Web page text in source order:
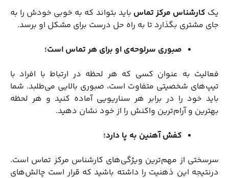
یک کارشناس مرکز تماس باید بتواند که به خوبی خودش را به
جای مشتری بگذارد تا به راه حل درست برای مشکل او برسد.
صبوری سرلوحه‌ی او برای هر تماس است؛
فعالیت به عنوان کسی که هر لحظه در ارتباط با افراد با
تیپ‌های شخصیتی متفاوت است، صبوری بالایی می‌طلبد. شما
باید خود را در برابر هر سناریویی آماده کنید و هر لحظه
بهترین و آرام‌ترین واکنش را از خود نشان دهید.
کفش آهنین به پا دارد؛
سرسختی از مهم‌ترین ویژگی‌های کارشناس مرکز تماس است.
درنتیجه این ذهنیت را داشته باشید که قرار است چالش‌های